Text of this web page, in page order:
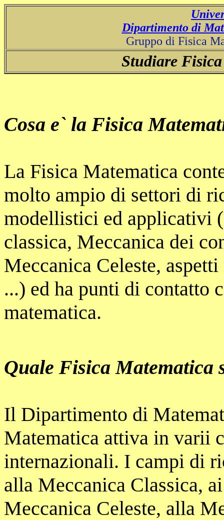
Dipartimento di
Gruppo di Fisica
Studiare
Cosa e` la Fisica
La Fisica Matematica
molto ampio di settori di
modellistici ed applicativi
classica, Meccanica dei
Meccanica Celeste,
...) ed ha punti di contatto
matematica.
Quale Fisica Matematica
Il Dipartimento di
Matematica attiva in varii
internazionali. I campi di
alla Meccanica Classica,
Meccanica Celeste, alla